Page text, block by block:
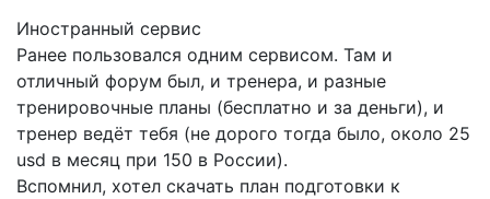
Иностранный сервис
Ранее пользовался одним сервисом. Там и
отличный форум был, и тренера, и разные
тренировочные планы (бесплатно и за деньги), и
тренер ведёт тебя (не дорого тогда было, около 25
usd в месяц при 150 в России).
Вспомнил, хотел скачать план подготовки к